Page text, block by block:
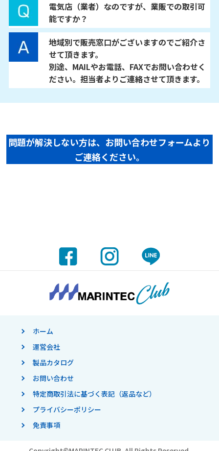
電気店（業者）なのですが、業販での取引可
能ですか？
地域別で販売窓口がございますのでご紹介さ
せて頂きます。
別途、MAILやお電話、FAXでお問い合わせく
ださい。担当者よりご連絡させて頂きます。
問題が解決しない方は、お問い合わせフォームより
ご連絡ください。
ホーム
運営会社
製品カタログ
お問い合わせ
特定商取引法に基づく表記（返品など）
プライバシーポリシー
免責事項